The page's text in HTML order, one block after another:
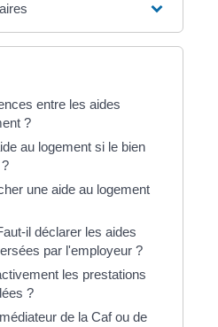
entre les aides
?
au logement si le bien
une aide au logement
il déclarer les aides
par l'employeur ?
les prestations
?
de la Caf ou de